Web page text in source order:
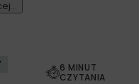
6 MINUT
CZYTANIA